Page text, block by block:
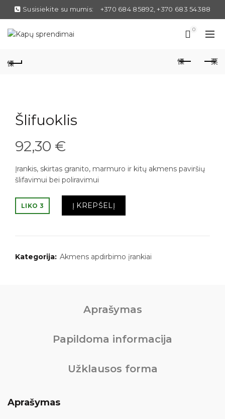
Susisiekite su mumis: +370 684 85892, +370 683 54388
0
Šlifuoklis
92,30 €
Įrankis, skirtas granito, marmuro ir kitų akmens paviršių
šlifavimui bei poliravimui
LIKO 3 Į KREPŠELĮ
Kategorija: Akmens apdirbimo įrankiai
Aprašymas
Papildoma informacija
Užklausos forma
Aprašymas